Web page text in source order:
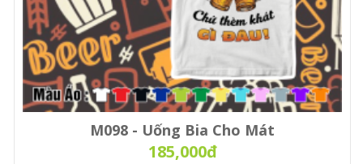
M098 - Uống Bia Cho Mát
185,000đ